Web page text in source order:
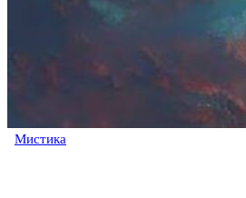
Мистика